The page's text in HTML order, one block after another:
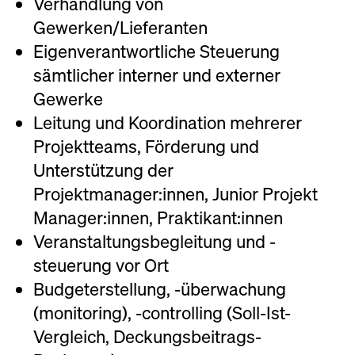
Über uns
Team
Geschichte
Gewerken/Lieferanten
Eigenverantwortliche Steuerung
sämtlicher interner und externer
Gewerke
Leitung und Koordination mehrerer
Projektteams, Förderung und
Unterstützung der
Projektmanager:innen, Junior Projekt
Manager:innen, Praktikant:innen
Veranstaltungsbegleitung und -
steuerung vor Ort
Budgeterstellung, -überwachung
(monitoring), -controlling (Soll-Ist-
Vergleich, Deckungsbeitrags-